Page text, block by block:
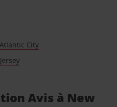
City
Avis à New